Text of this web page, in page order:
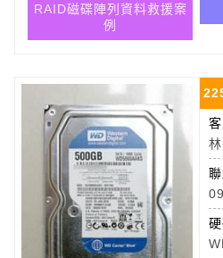
RAID磁碟陣列資料救援案
例